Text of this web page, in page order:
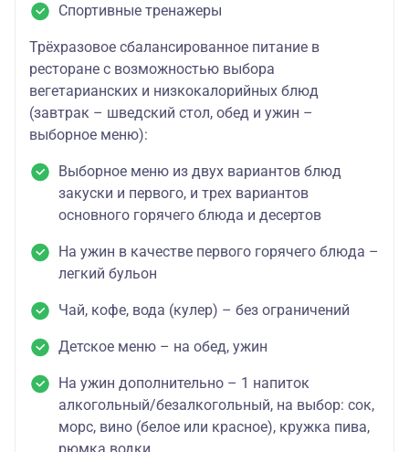
Спортивные тренажеры
Трёхразовое сбалансированное питание в
ресторане с возможностью выбора
вегетарианских и низкокалорийных блюд
(завтрак – шведский стол, обед и ужин –
выборное меню):
Выборное меню из двух вариантов блюд
закуски и первого, и трех вариантов
основного горячего блюда и десертов
На ужин в качестве первого горячего блюда –
легкий бульон
Чай, кофе, вода (кулер) – без ограничений
Детское меню – на обед, ужин
На ужин дополнительно – 1 напиток
алкогольный/безалкогольный, на выбор: сок,
морс, вино (белое или красное), кружка пива,